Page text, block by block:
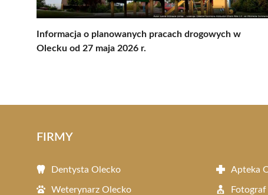
Informacja o planowanych pracach drogowych w
Olecku od 27 maja 2026 r.
FIRMY
Dentysta Olecko Apteka
Weterynarz Olecko